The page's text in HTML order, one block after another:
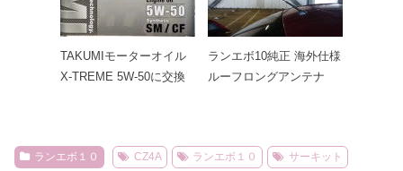
TAKUMIモーターオイル
X-TREME 5W-50に交換
ランエボ10純正 海外仕様
ルーフロングアンテナ
ランエボ１０ CZ4A ランエボ１０ サーキット